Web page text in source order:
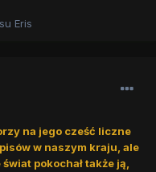
Eris
na jego cześć liczne
w naszym kraju, ale
pokochał także ją,